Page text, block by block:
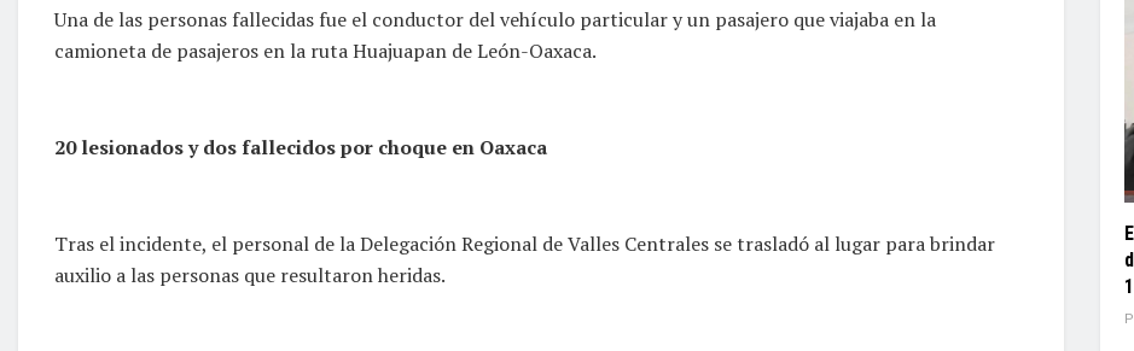
Una de las personas fallecidas fue el conductor del vehículo particular y un pasajero que viajaba en la
camioneta de pasajeros en la ruta Huajuapan de León-Oaxaca.
20 lesionados y dos fallecidos por choque en Oaxaca
Tras el incidente, el personal de la Delegación Regional de Valles Centrales se trasladó al lugar para brindar
auxilio a las personas que resultaron heridas.